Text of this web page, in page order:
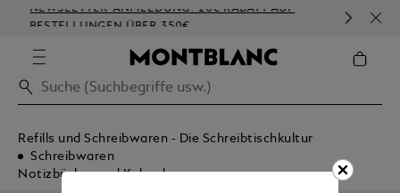
NEWSLETTER-ANMELDUNG: 20€ RABATT AUF
BESTELLUNGEN ÜBER 350€
Refills und Schreibwaren - Die Schreibtischkultur
Schreibwaren
Notizbücher und Kalender